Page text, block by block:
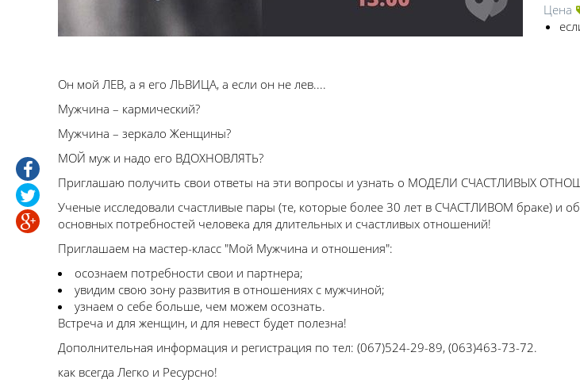
Цена
Он мой ЛЕВ, а я его ЛЬВИЦА, а если он не лев....
Мужчина – кармический?
Мужчина – зеркало Женщины?
МОЙ муж и надо его ВДОХНОВЛЯТЬ?
Приглашаю получить свои ответы на эти вопросы и узнать о МОДЕЛИ СЧАСТЛИВЫХ
Ученые исследовали счастливые пары (те, которые более 30 лет в СЧАСТЛИВОМ браке) и
основных потребностей человека для длительных и счастливых отношений!
Приглашаем на мастер-класс "Мой Мужчина и отношения":
осознаем потребности свои и партнера;
увидим свою зону развития в отношениях с мужчиной;
узнаем о себе больше, чем можем осознать.
Встреча и для женщин, и для невест будет полезна!
Дополнительная информация и регистрация по тел: (067)524-29-89, (063)463-73-72.
как всегда Легко и Ресурсно!